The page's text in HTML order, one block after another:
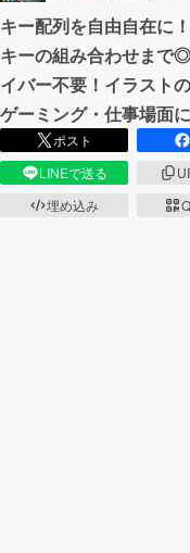
まちづくり
CAMPFIRE for
CAMPFIREふ
キー配列を自由自在に
キーの組み合わせまで
イバー不要！イラスト
ゲーミング・仕事場面
ポスト
LINEで送る
埋め込み